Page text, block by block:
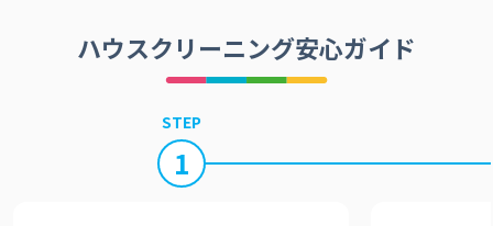
ハウスクリーニング安心ガイド
STEP
1